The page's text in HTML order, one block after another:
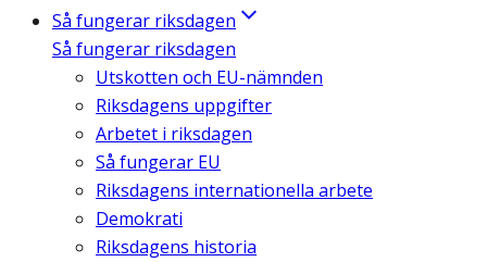
Så fungerar riksdagen
Så fungerar riksdagen
Utskotten och EU-nämnden
Riksdagens uppgifter
Arbetet i riksdagen
Så fungerar EU
Riksdagens internationella arbete
Demokrati
Riksdagens historia